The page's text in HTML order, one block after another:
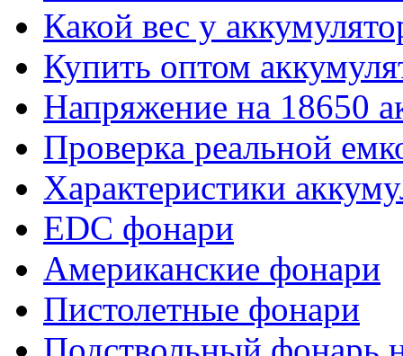
Какой вес у
Купить оптом
Напряжение на 18650
Проверка реальной
Характеристики
EDC фонари
Американские фонари
Пистолетные фонари